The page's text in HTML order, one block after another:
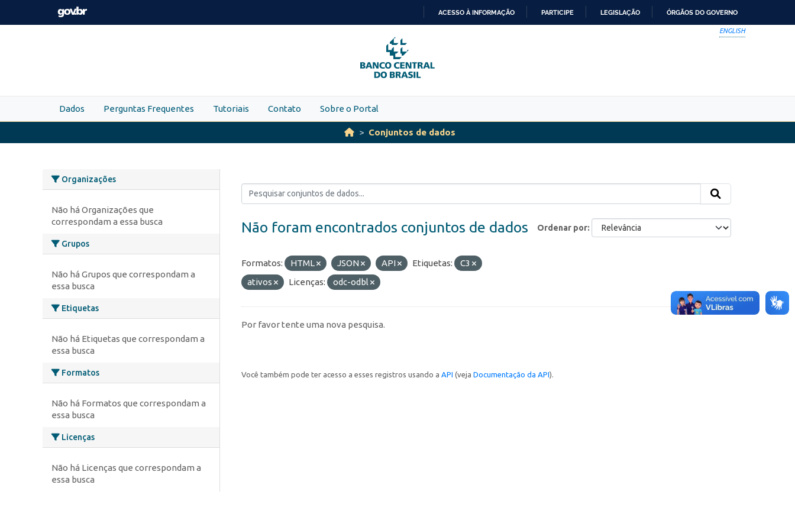
Skip to main content
PARA
O
CONTEÚDO
ACESSO À INFORMAÇÃO PARTICIPE LEGISLAÇÃO ÓRGÃOS DO GOVERNO
ENGLISH
Dados Perguntas Frequentes Tutoriais Contato Sobre o Portal
Conjuntos de dados
Organizações
Não há Organizações que
correspondam a essa busca
Grupos
Não há Grupos que correspondam a
essa busca
Etiquetas
Não há Etiquetas que correspondam a
essa busca
Formatos
Não há Formatos que correspondam a
essa busca
Licenças
Não há Licenças que correspondam a
essa busca
Ordenar por
Não foram encontrados conjuntos de dados
Formatos: HTML JSON API Etiquetas:
C3
ativos
Licenças: odc-odbl
Por favor tente uma nova pesquisa.
Você também pode ter acesso a esses registros usando a API (veja Documentação da API).